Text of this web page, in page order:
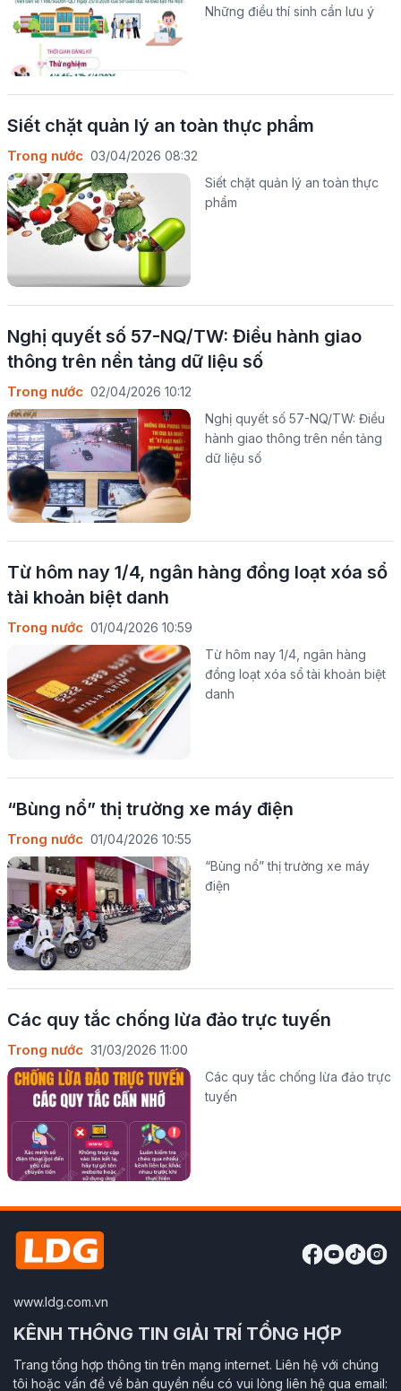
Những điều thí sinh cần lưu ý
Siết chặt quản lý an toàn thực phẩm
Trong nước 03/04/2026 08:32
Siết chặt quản lý an toàn thực
phẩm
Nghị quyết số 57-NQ/TW: Điều hành giao
thông trên nền tảng dữ liệu số
Trong nước 02/04/2026 10:12
Nghị quyết số 57-NQ/TW: Điều
hành giao thông trên nền tảng
dữ liệu số
Từ hôm nay 1/4, ngân hàng đồng loạt xóa sổ
tài khoản biệt danh
Trong nước 01/04/2026 10:59
Từ hôm nay 1/4, ngân hàng
đồng loạt xóa sổ tài khoản biệt
danh
“Bùng nổ” thị trường xe máy điện
Trong nước 01/04/2026 10:55
“Bùng nổ” thị trường xe máy
điện
Các quy tắc chống lừa đảo trực tuyến
Trong nước 31/03/2026 11:00
Các quy tắc chống lừa đảo trực
tuyến
www.ldg.com.vn
KÊNH THÔNG TIN GIẢI TRÍ TỔNG HỢP
Trang tổng hợp thông tin trên mạng internet. Liên hệ với chúng
tôi hoặc vấn đề về bản quyền nếu có vui lòng liên hệ qua email: